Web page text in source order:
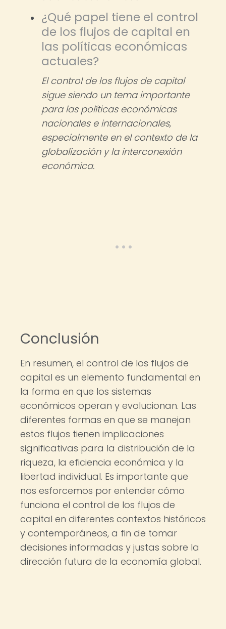
¿Qué papel tiene el control
de los flujos de capital en
las políticas económicas
actuales?
El control de los flujos de capital
sigue siendo un tema importante
para las políticas económicas
nacionales e internacionales,
especialmente en el contexto de la
globalización y la interconexión
económica.
Conclusión
En resumen, el control de los flujos de
capital es un elemento fundamental en
la forma en que los sistemas
económicos operan y evolucionan. Las
diferentes formas en que se manejan
estos flujos tienen implicaciones
significativas para la distribución de la
riqueza, la eficiencia económica y la
libertad individual. Es importante que
nos esforcemos por entender cómo
funciona el control de los flujos de
capital en diferentes contextos históricos
y contemporáneos, a fin de tomar
decisiones informadas y justas sobre la
dirección futura de la economía global.